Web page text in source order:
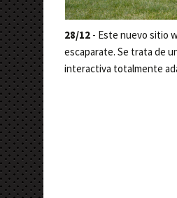
28/12 - Este nuevo sitio
escaparate. Se trata de
interactiva totalmente